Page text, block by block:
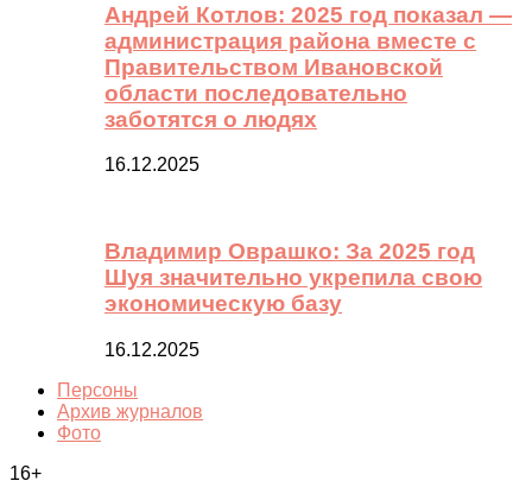
Андрей Котлов: 2025 год показал —
администрация района вместе с
Правительством Ивановской
области последовательно
заботятся о людях
16.12.2025
Владимир Оврашко: За 2025 год
Шуя значительно укрепила свою
экономическую базу
16.12.2025
Персоны
Архив журналов
Фото
16+